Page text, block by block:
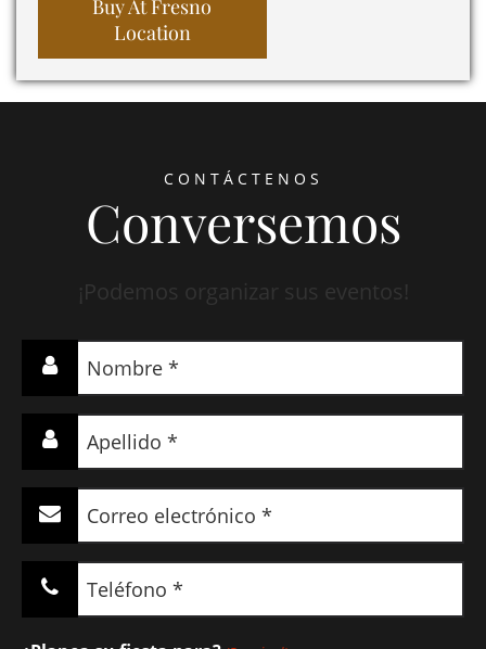
Buy At Fresno
Location
CONTÁCTENOS
Conversemos
¡Podemos organizar sus eventos!
Nombre
(Required)
Apellido
(Required)
electrónico
(Required)
Teléfono
(Required)